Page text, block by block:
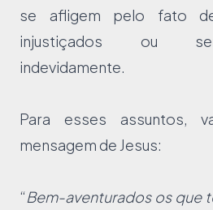
se afligem pelo fato
injustiçados ou
indevidamente.
Para esses assuntos,
mensagem de Jesus:
“Bem-aventurados os que